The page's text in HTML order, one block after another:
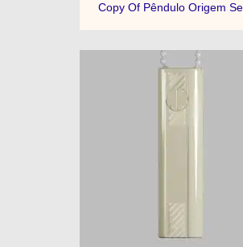
Copy Of Pêndulo Origem